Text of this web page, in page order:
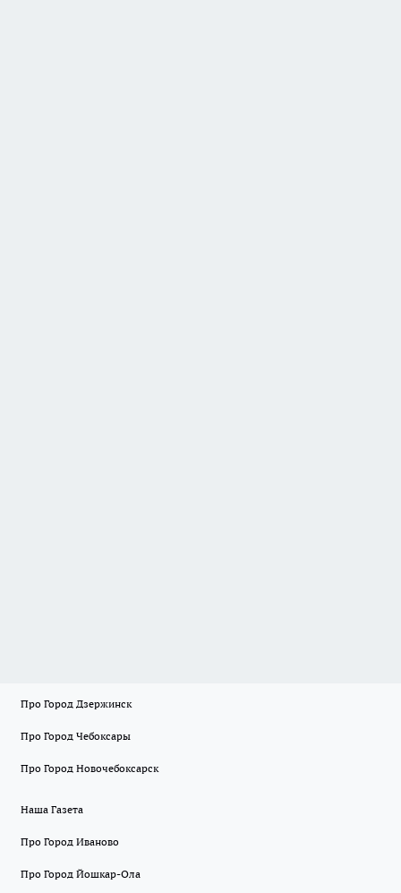
Про Город Дзержинск
Про Город Чебоксары
Про Город Новочебоксарск
Наша Газета
Про Город Иваново
Про Город Йошкар-Ола